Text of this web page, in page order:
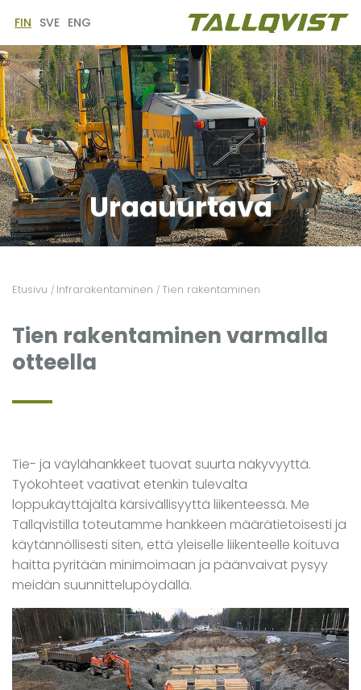
FIN SVE ENG
Uraauurtava
Etusivu / Infrarakentaminen / Tien rakentaminen
Tien rakentaminen varmalla
otteella
Tie- ja väylähankkeet tuovat suurta näkyvyyttä.
Työkohteet vaativat etenkin tulevalta
loppukäyttäjältä kärsivällisyyttä liikenteessä. Me
Tallqvistilla toteutamme hankkeen määrätietoisesti ja
käytännöllisesti siten, että yleiselle liikenteelle koituva
haitta pyritään minimoimaan ja päänvaivat pysyy
meidän suunnittelupöydällä.